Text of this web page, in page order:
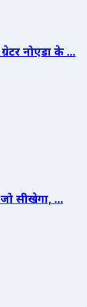
नोएडा के ...
सीखेगा, ...